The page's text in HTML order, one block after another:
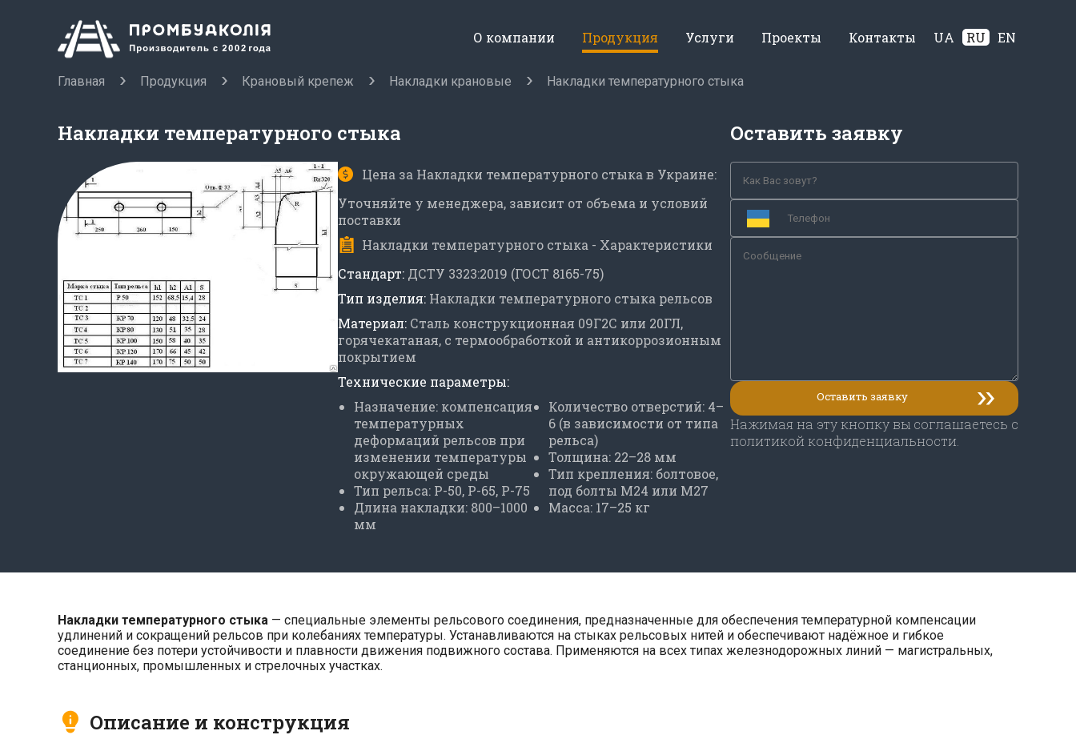
О компании Продукция Услуги Проекты Контакты UA RU EN
Главная Продукция Крановый крепеж Накладки крановые Накладки температурного стыка
Накладки температурного стыка
Цена за Накладки температурного стыка в Украине:
Уточняйте у менеджера, зависит от объема и условий
поставки
Накладки температурного стыка - Характеристики
Стандарт: ДСТУ 3323:2019 (ГОСТ 8165-75)
Тип изделия: Накладки температурного стыка рельсов
Материал: Сталь конструкционная 09Г2С или 20ГЛ,
горячекатаная, с термообработкой и антикоррозионным
покрытием
Технические параметры:
Назначение: компенсация
температурных
деформаций рельсов при
изменении температуры
окружающей среды
Тип рельса: Р-50, Р-65, Р-75
Длина накладки: 800–1000
мм
Количество отверстий: 4–
6 (в зависимости от типа
рельса)
Толщина: 22–28 мм
Тип крепления: болтовое,
под болты М24 или М27
Масса: 17–25 кг
Оставить заявку
Нажимая на эту кнопку вы соглашаетесь с
политикой конфиденциальности.
Накладки температурного стыка — специальные элементы рельсового соединения, предназначенные для обеспечения температурной компенсации
удлинений и сокращений рельсов при колебаниях температуры. Устанавливаются на стыках рельсовых нитей и обеспечивают надёжное и гибкое
соединение без потери устойчивости и плавности движения подвижного состава. Применяются на всех типах железнодорожных линий — магистральных,
станционных, промышленных и стрелочных участках.
Описание и конструкция